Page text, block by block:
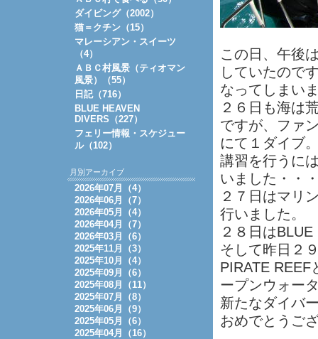
この日、午後
していたので
なってしまい
２６日も海は
ですが、ファ
にて１ダイブ
講習を行うに
いました・・
２７日はマリ
行いました。
２８日は
そして昨日２
PIRATE REEF
ープンウォー
新たなダイバ
おめでとうご
ダイビング（2002）
猫＝クチン（15）
マレーシアン・スイーツ
（4）
ＡＢＣ村風景（ティオマン
風景）（55）
日記（716）
BLUE HEAVEN
DIVERS（227）
フェリー情報・スケジュー
ル（102）
月別アーカイブ
2026年07月（4）
2026年06月（7）
2026年05月（4）
2026年04月（7）
2026年03月（6）
2025年11月（3）
2025年10月（4）
2025年09月（6）
2025年08月（11）
2025年07月（8）
2025年06月（9）
2025年05月（6）
2025年04月（16）